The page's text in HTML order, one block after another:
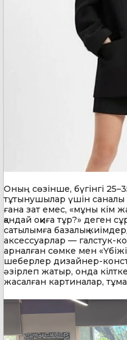
Оның сөзінше, бүгінгі
тұтынушылар үшін
ғана зат емес, «мұны кім
қандай оқиға тұр?» деген
сатылымға базалық
аксессуарлар — галстук-
арналған сөмке мен
шеберлер дизайнер-
әзірлеп жатыр, онда
жасалған картиналар,